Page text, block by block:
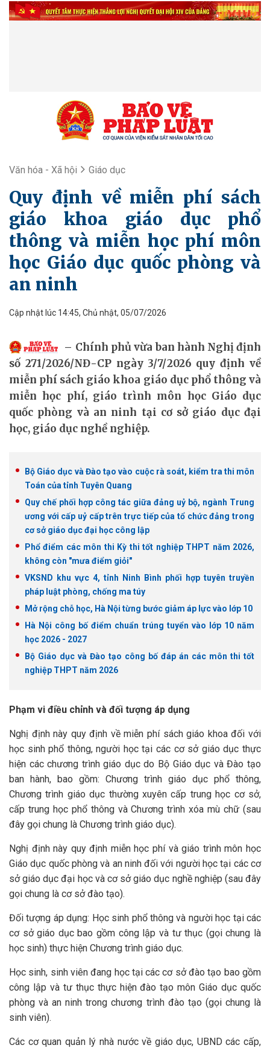
Văn hóa - Xã hội Giáo dục
Quy định về miễn phí sách
giáo khoa giáo dục phổ
thông và miễn học phí môn
học Giáo dục quốc phòng và
an ninh
Cập nhật lúc 14:45, Chủ nhật, 05/07/2026
Chính phủ vừa ban hành Nghị định
số 271/2026/NĐ-CP ngày 3/7/2026 quy định về
miễn phí sách giáo khoa giáo dục phổ thông và
miễn học phí, giáo trình môn học Giáo dục
quốc phòng và an ninh tại cơ sở giáo dục đại
học, giáo dục nghề nghiệp.
Bộ Giáo dục và Đào tạo vào cuộc rà soát, kiểm tra thi môn
Toán của tỉnh Tuyên Quang
Quy chế phối hợp công tác giữa đảng uỷ bộ, ngành Trung
ương với cấp uỷ cấp trên trực tiếp của tổ chức đảng trong
cơ sở giáo dục đại học công lập
Phổ điểm các môn thi Kỳ thi tốt nghiệp THPT năm 2026,
không còn "mưa điểm giỏi"
VKSND khu vực 4, tỉnh Ninh Bình phối hợp tuyên truyền
pháp luật phòng, chống ma túy
Mở rộng chỗ học, Hà Nội từng bước giảm áp lực vào lớp 10
Hà Nội công bố điểm chuẩn trúng tuyển vào lớp 10 năm
học 2026 - 2027
Bộ Giáo dục và Đào tạo công bố đáp án các môn thi tốt
nghiệp THPT năm 2026
Phạm vi điều chỉnh và đối tượng áp dụng
Nghị định này quy định về miễn phí sách giáo khoa đối với
học sinh phổ thông, người học tại các cơ sở giáo dục thực
hiện các chương trình giáo dục do Bộ Giáo dục và Đào tạo
ban hành, bao gồm: Chương trình giáo dục phổ thông,
Chương trình giáo dục thường xuyên cấp trung học cơ sở,
cấp trung học phổ thông và Chương trình xóa mù chữ (sau
đây gọi chung là Chương trình giáo dục).
Nghị định này quy định miễn học phí và giáo trình môn học
Giáo dục quốc phòng và an ninh đối với người học tại các cơ
sở giáo dục đại học và cơ sở giáo dục nghề nghiệp (sau đây
gọi chung là cơ sở đào tạo).
Đối tượng áp dụng: Học sinh phổ thông và người học tại các
cơ sở giáo dục bao gồm công lập và tư thục (gọi chung là
học sinh) thực hiện Chương trình giáo dục.
Học sinh, sinh viên đang học tại các cơ sở đào tạo bao gồm
công lập và tư thục thực hiện đào tạo môn Giáo dục quốc
phòng và an ninh trong chương trình đào tạo (gọi chung là
sinh viên).
Các cơ quan quản lý nhà nước về giáo dục, UBND các cấp,